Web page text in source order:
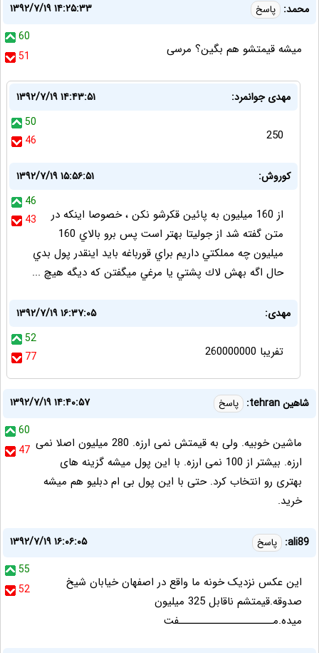
محمد: پاسخ
۱۳۹۲/۷/۱۹ ۱۴:۲۵:۳۳
60
51
میشه قیمتشو هم بگین؟ مرسی
مهدی جوانمرد:
۱۳۹۲/۷/۱۹ ۱۴:۴۳:۵۱
50
46
250
كوروش:
۱۳۹۲/۷/۱۹ ۱۵:۵۶:۵۱
46
43
از 160 ميليون به پائين قكرشو نكن ،‌ خصوصا اينكه در
متن گفته شد از جوليتا بهتر است پس برو بالاي 160
ميليون چه مملكتي داريم براي قورباغه بايد اينقدر پول بدي
حال اگه بهش لاك پشتي يا مرغي ميگفتن كه ديگه هيچ ...
مهدی:
۱۳۹۲/۷/۱۹ ۱۶:۳۷:۰۵
52
77
تفریبا 260000000
شاهین tehran: پاسخ
۱۳۹۲/۷/۱۹ ۱۴:۴۰:۵۷
60
47 ماشین خوبیه. ولی به قیمتش نمی ارزه. 280 میلیون اصلا نمی
ارزه. بیشتر از 100 نمی ارزه. با این پول میشه گزینه های
بهتری رو انتخاب کرد. حتی با این پول بی ام دبلیو هم میشه
خرید.
ali89: پاسخ
۱۳۹۲/۷/۱۹ ۱۶:۰۶:۰۵
55
52
این عکس نزدیک خونه ما واقع در اصفهان خیابان شیخ
صدوقه.قیمتشم ناقابل 325 میلیون
میده.مــــــــــــــــــــــفت